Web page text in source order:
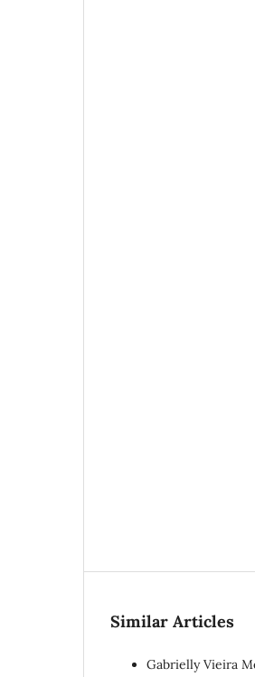
Similar Articles
Gabrielly Vieira